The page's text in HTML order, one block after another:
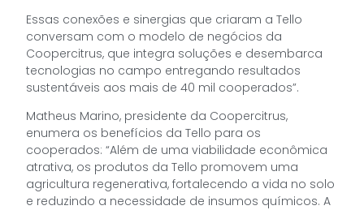
Essas conexões e sinergias que criaram a Tello
conversam com o modelo de negócios da
Coopercitrus, que integra soluções e desembarca
tecnologias no campo entregando resultados
sustentáveis aos mais de 40 mil cooperados”.
Matheus Marino, presidente da Coopercitrus,
enumera os benefícios da Tello para os
cooperados: “Além de uma viabilidade econômica
atrativa, os produtos da Tello promovem uma
agricultura regenerativa, fortalecendo a vida no solo
e reduzindo a necessidade de insumos químicos. A